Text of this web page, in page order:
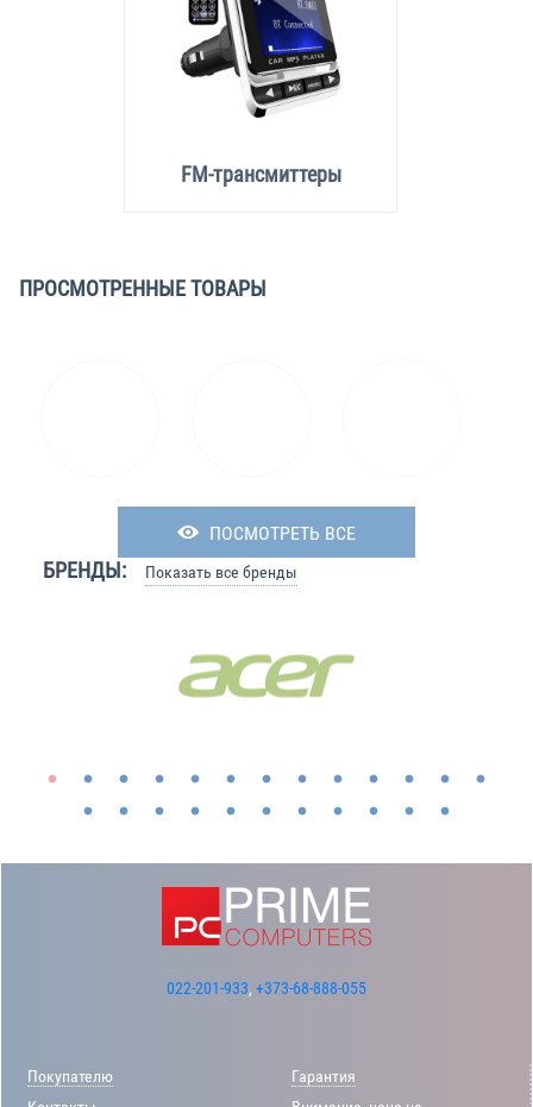
FM-трансмиттеры
ПРОСМОТРЕННЫЕ ТОВАРЫ
ПОСМОТРЕТЬ ВСЕ
БРЕНДЫ: Показать все бренды
022-201-933, +373-68-888-055
Покупателю
Гарантия